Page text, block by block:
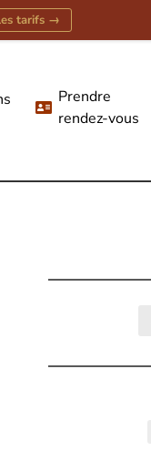
tarifs →

Prendre
rendez-vous